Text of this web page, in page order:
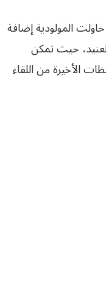
المولودية إضافة
حيث تمكن
الأخيرة من اللقاء